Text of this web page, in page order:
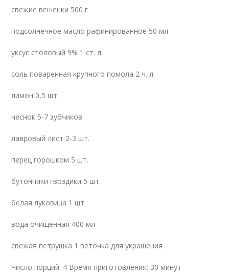
свежие вешенки 500 г
подсолнечное масло рафинированное 50 мл
уксус столовый 9% 1 ст. л.
соль поваренная крупного помола 2 ч. л.
лимон 0,5 шт.
чеснок 5-7 зубчиков
лавровый лист 2-3 шт.
перец горошком 5 шт.
бутончики гвоздики 5 шт.
белая луковица 1 шт.
вода очищенная 400 мл
свежая петрушка 1 веточка для украшения
Число порций: 4 Время приготовления: 30 минут